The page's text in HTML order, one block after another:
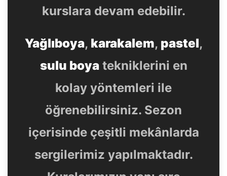
kurslara devam edebilir.
Yağlıboya, karakalem, pastel,
sulu boyatekniklerini en
kolay yöntemleri ile
öğrenebilirsiniz. Sezon
içerisinde çeşitli mekânlarda
sergilerimiz yapılmaktadır.